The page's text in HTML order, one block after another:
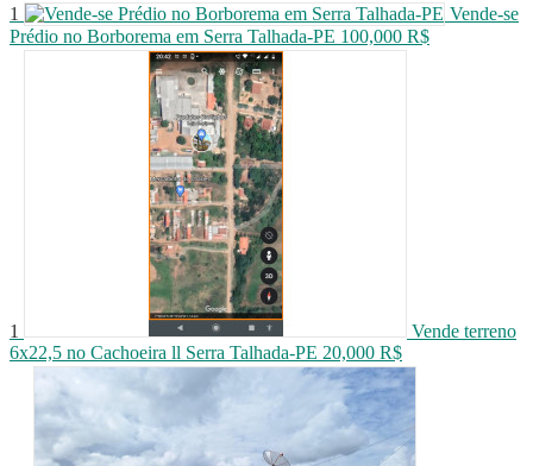
1
Vende-se
Prédio no Borborema em Serra Talhada-PE 100,000 R$
1
Vende terreno
6x22,5 no Cachoeira ll Serra Talhada-PE 20,000 R$